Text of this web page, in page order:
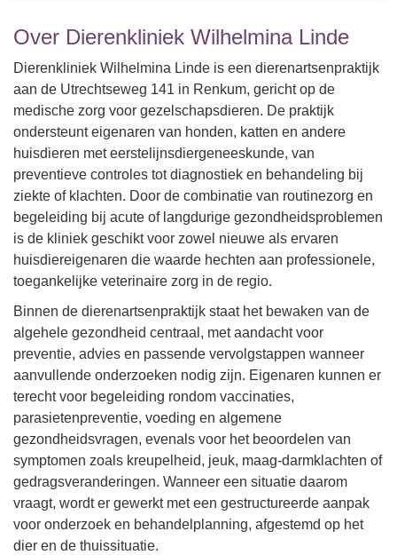
Over Dierenkliniek Wilhelmina Linde
Dierenkliniek Wilhelmina Linde is een dierenartsenpraktijk
aan de Utrechtseweg 141 in Renkum, gericht op de
medische zorg voor gezelschapsdieren. De praktijk
ondersteunt eigenaren van honden, katten en andere
huisdieren met eerstelijnsdiergeneeskunde, van
preventieve controles tot diagnostiek en behandeling bij
ziekte of klachten. Door de combinatie van routinezorg en
begeleiding bij acute of langdurige gezondheidsproblemen
is de kliniek geschikt voor zowel nieuwe als ervaren
huisdiereigenaren die waarde hechten aan professionele,
toegankelijke veterinaire zorg in de regio.
Binnen de dierenartsenpraktijk staat het bewaken van de
algehele gezondheid centraal, met aandacht voor
preventie, advies en passende vervolgstappen wanneer
aanvullende onderzoeken nodig zijn. Eigenaren kunnen er
terecht voor begeleiding rondom vaccinaties,
parasietenpreventie, voeding en algemene
gezondheidsvragen, evenals voor het beoordelen van
symptomen zoals kreupelheid, jeuk, maag-darmklachten of
gedragsveranderingen. Wanneer een situatie daarom
vraagt, wordt er gewerkt met een gestructureerde aanpak
voor onderzoek en behandelplanning, afgestemd op het
dier en de thuissituatie.